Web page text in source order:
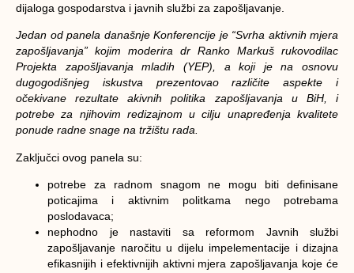
dijaloga gospodarstva i javnih službi za zapošljavanje.
Jedan od panela današnje Konferencije je “Svrha aktivnih mjera
zapošljavanja” kojim moderira dr Ranko Markuš rukovodilac
Projekta zapošljavanja mladih (YEP), a koji je na osnovu
dugogodišnjeg iskustva prezentovao različite aspekte i
očekivane rezultate akivnih politika zapošljavanja u BiH, i
potrebe za njihovim redizajnom u cilju unapređenja kvalitete
ponude radne snage na tržištu rada.
Zaključci ovog panela su:
potrebe za radnom snagom ne mogu biti definisane
poticajima i aktivnim politkama nego potrebama
poslodavaca;
nephodno je nastaviti sa reformom Javnih službi
zapošljavanje naročitu u dijelu impelementacije i dizajna
efikasnijih i efektivnijih aktivni mjera zapošljavanja koje će